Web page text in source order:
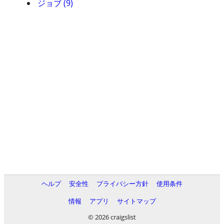
ジョブ (9)
ヘルプ 安全性 プライバシー方針
使用条件
情報
アプリ
サイトマップ
© 2026 craigslist